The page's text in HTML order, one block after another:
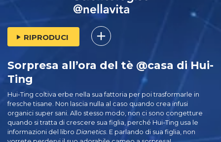
RIPRODUCI
Sorpresa all’ora del tè @casa di Hui-
Ting
Hui-Ting coltiva erbe nella sua fattoria per poi trasformarle in
fresche tisane. Non lascia nulla al caso quando crea infusi
organici super sani. Allo stesso modo, non ci sono congetture
quando si tratta di crescere sua figlia, perché Hui-Ting usa le
informazioni del libro Dianetics . E parlando di sua figlia, non